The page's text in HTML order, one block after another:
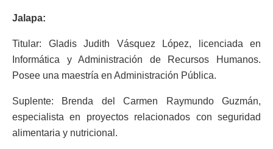
Jalapa:
Titular: Gladis Judith Vásquez López, licenciada en
Informática y Administración de Recursos Humanos.
Posee una maestría en Administración Pública.
Suplente: Brenda del Carmen Raymundo Guzmán,
especialista en proyectos relacionados con seguridad
alimentaria y nutricional.